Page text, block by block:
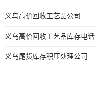
义乌高价回收工艺品公司
义乌高价回收工艺品库存电话
义乌尾货库存积压处理公司